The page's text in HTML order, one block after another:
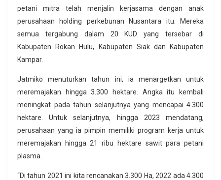
petani mitra telah menjalin kerjasama dengan anak
perusahaan holding perkebunan Nusantara itu. Mereka
semua tergabung dalam 20 KUD yang tersebar di
Kabupaten Rokan Hulu, Kabupaten Siak dan Kabupaten
Kampar.
Jatmiko menuturkan tahun ini, ia menargetkan untuk
meremajakan hingga 3.300 hektare. Angka itu kembali
meningkat pada tahun selanjutnya yang mencapai 4.300
hektare. Untuk selanjutnya, hingga 2023 mendatang,
perusahaan yang ia pimpin memiliki program kerja untuk
meremajakan hingga 21 ribu hektare sawit para petani
plasma.
“Di tahun 2021 ini kita rencanakan 3.300 Ha, 2022 ada 4.300